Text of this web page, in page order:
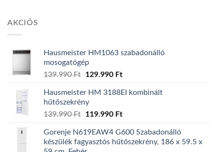
AKCIÓS
Hausmeister HM1063 szabadonálló
mosogatógép
139.990Ft
Original
was:
139.990 Ft.
129.990 FtCurrent
is:
Hausmeister HM 3188EI kombinált
hűtőszekrény
139.990Ft
Original
was:
139.990 Ft.
119.990 FtCurrent
is:
119.990 Ft.
Gorenje N619EAW4 G600 Szabadonálló
készülék fagyasztós hűtőszekrény, 186 x 59.5 x